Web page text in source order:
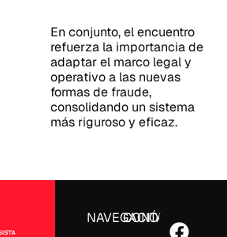
En conjunto, el encuentro
refuerza la importancia de
adaptar el marco legal y
operativo a las nuevas
formas de fraude,
consolidando un sistema
más riguroso y eficaz.
NAVEGACIÓN
CONTACTO